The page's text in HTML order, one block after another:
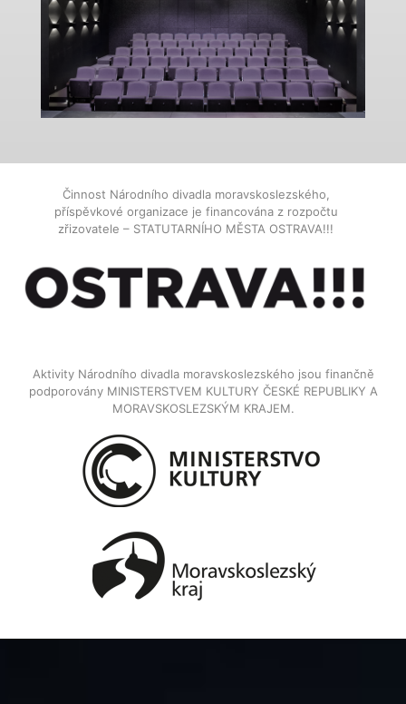
Činnost Národního divadla moravskoslezského,
příspěvkové organizace je financována z rozpočtu
zřizovatele – STATUTARNÍHO MĚSTA OSTRAVA!!!
Aktivity Národního divadla moravskoslezského jsou finančně
podporovány MINISTERSTVEM KULTURY ČESKÉ REPUBLIKY A
MORAVSKOSLEZSKÝM KRAJEM.